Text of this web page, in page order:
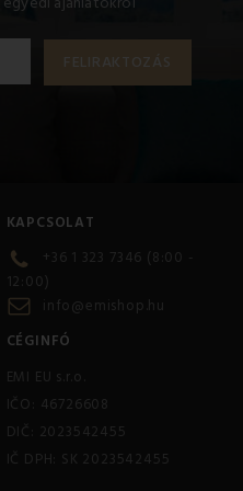
KAPCSOLAT
+36 1 323 7346 (8:00 -
12:00)
info@emishop.hu
CÉGINFÓ
EMI EU s.r.o.
IČO: 46726608
DIČ: 2023542455
IČ DPH: SK 2023542455